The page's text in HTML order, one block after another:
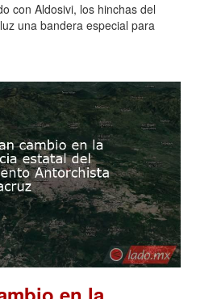
con Aldosivi, los hinchas del
una bandera especial para